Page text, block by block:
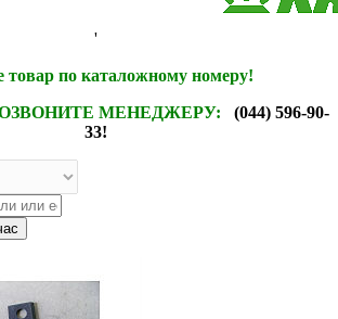
'
товар по каталожному номеру!
МЕНЕДЖЕРУ: (044) 596-90-
33!